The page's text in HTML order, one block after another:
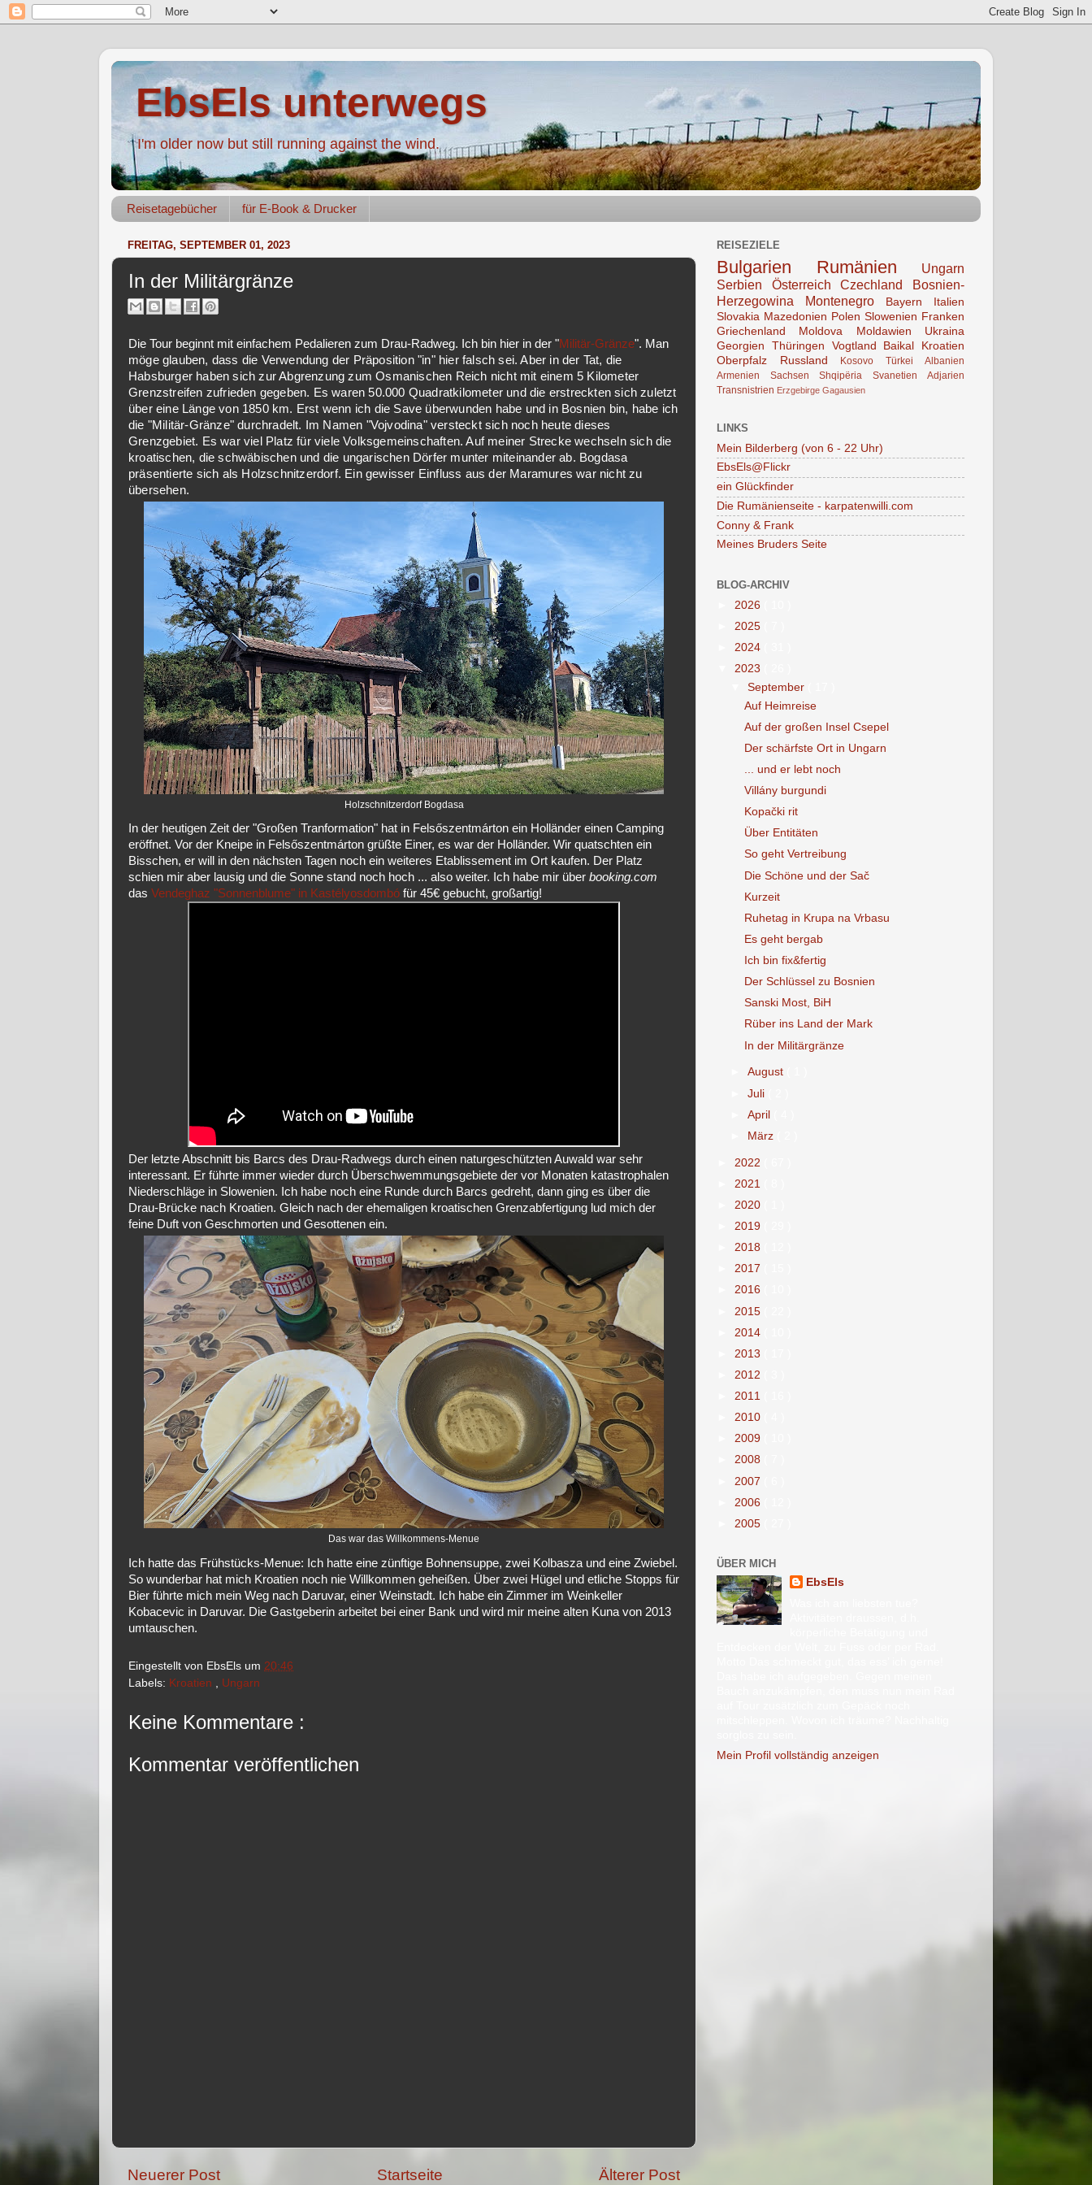
EbsEls unterwegs
I'm older now but still running against the wind.
Reisetagebücher für E-Book & Drucker
FREITAG, SEPTEMBER 01, 2023
In der Militärgränze
Die Tour beginnt mit einfachem Pedalieren zum Drau-Radweg. Ich bin hier in der "Militär-Gränze". Man
möge glauben, dass die Verwendung der Präposition "in" hier falsch sei. Aber in der Tat, die
Habsburger haben sich zur Abgrenzung zum Osmanischen Reich nicht mit einem 5 Kilometer
Grenzstreifen zufrieden gegeben. Es waren 50.000 Quadratkilometer und die erstreckten sich zuletzt
über eine Länge von 1850 km. Erst wenn ich die Save überwunden habe und in Bosnien bin, habe ich
die "Militär-Gränze" durchradelt. Im Namen "Vojvodina" versteckt sich noch heute dieses
Grenzgebiet. Es war viel Platz für viele Volksgemeinschaften. Auf meiner Strecke wechseln sich die
kroatischen, die schwäbischen und die ungarischen Dörfer munter miteinander ab. Bogdasa
präsentierte sich als Holzschnitzerdorf. Ein gewisser Einfluss aus der Maramures war nicht zu
übersehen.
Holzschnitzerdorf Bogdasa
In der heutigen Zeit der "Großen Tranformation" hat in Felsőszentmárton ein Holländer einen Camping
eröffnet. Vor der Kneipe in Felsőszentmárton grüßte Einer, es war der Holländer. Wir quatschten ein
Bisschen, er will in den nächsten Tagen noch ein weiteres Etablissement im Ort kaufen. Der Platz
schien mir aber lausig und die Sonne stand noch hoch ... also weiter. Ich habe mir über booking.com
das Vendeghaz "Sonnenblume" in Kastélyosdombó für 45€ gebucht, großartig!
Der letzte Abschnitt bis Barcs des Drau-Radwegs durch einen naturgeschützten Auwald war sehr
interessant. Er führte immer wieder durch Überschwemmungsgebiete der vor Monaten katastrophalen
Niederschläge in Slowenien. Ich habe noch eine Runde durch Barcs gedreht, dann ging es über die
Drau-Brücke nach Kroatien. Gleich nach der ehemaligen kroatischen Grenzabfertigung lud mich der
feine Duft von Geschmorten und Gesottenen ein.
Das war das Willkommens-Menue
Ich hatte das Frühstücks-Menue: Ich hatte eine zünftige Bohnensuppe, zwei Kolbasza und eine Zwiebel.
So wunderbar hat mich Kroatien noch nie Willkommen geheißen. Über zwei Hügel und etliche Stopps für
Bier führte mich mein Weg nach Daruvar, einer Weinstadt. Ich habe ein Zimmer im Weinkeller
Kobacevic in Daruvar. Die Gastgeberin arbeitet bei einer Bank und wird mir meine alten Kuna von 2013
umtauschen.
Eingestellt von EbsEls um 20:46
Labels: Kroatien , Ungarn
Keine Kommentare :
Kommentar veröffentlichen
Neuerer Post Älterer Post
Startseite
REISEZIELE
Bulgarien Rumänien
Ungarn
Serbien ÖsterreichCzechland Bosnien-
Herzegowina Montenegro Bayern
Italien
Slovakia Mazedonien Polen Slowenien Franken
Griechenland
Moldova Moldawien Ukraina
Georgien Thüringen Vogtland Baikal
Kroatien
Oberpfalz
Russland Kosovo Türkei Albanien
Armenien Sachsen Shqipëria Svanetien Adjarien
Transnistrien Erzgebirge Gagausien
LINKS
Mein Bilderberg (von 6 - 22 Uhr)
EbsEls@Flickr
ein Glückfinder
Die Rumänienseite - karpatenwilli.com
Conny & Frank
Meines Bruders Seite
BLOG-ARCHIV
2026
2025
2024
2023
▼September
Auf Heimreise
Auf der großen Insel Csepel
Der schärfste Ort in Ungarn
... und er lebt noch
Villány burgundi
Kopački rit
Über Entitäten
So geht Vertreibung
Die Schöne und der Sač
Kurzeit
Ruhetag in Krupa na Vrbasu
Es geht bergab
Ich bin fix&fertig
Der Schlüssel zu Bosnien
Sanski Most, BiH
Rüber ins Land der Mark
In der Militärgränze
►August
►Juli
►April
März
2022
2021
2020
2019
2018
2017
2016
2015
2014
2013
2012
2011
2010
2009
2008
2007
2006
2005
ÜBER MICH
EbsEls
Mein Profil vollständig anzeigen